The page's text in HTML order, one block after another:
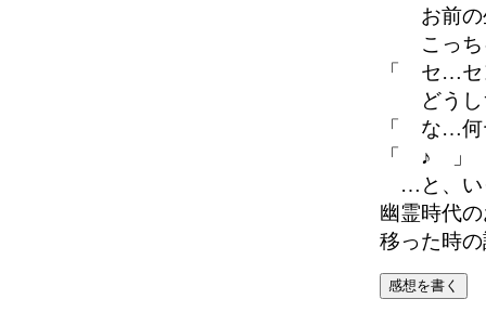
お前の
こっち
「 セ…セ
どうし
「 な…何
「 ♪ 」
…と、い
幽霊時代
移った時